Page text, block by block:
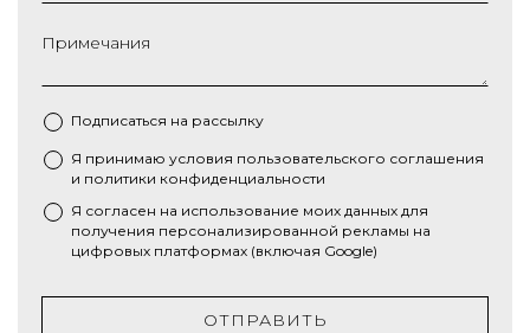
Примечания
Подписаться на рассылку
* Я принимаю условия пользовательского соглашения
и политики конфиденциальности
Я согласен на использование моих данных для
получения персонализированной рекламы на
цифровых платформах (включая Google)
ОТПРАВИТЬ